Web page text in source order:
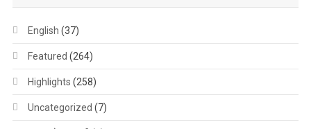
English (37)
Featured (264)
Highlights (258)
Uncategorized (7)